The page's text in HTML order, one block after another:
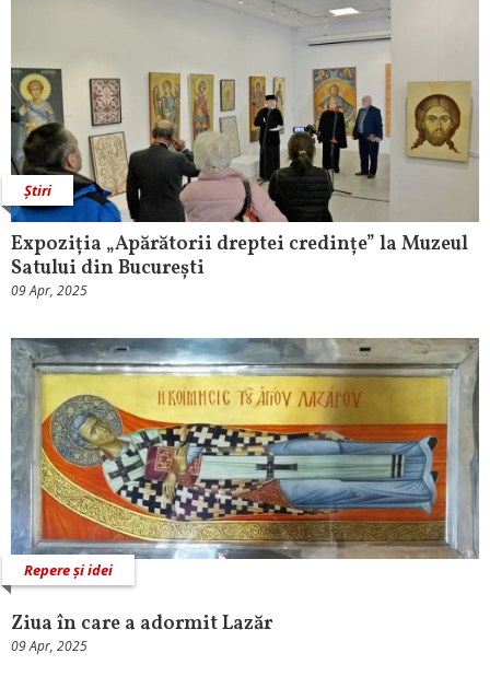
Știri
Expoziția „Apărătorii dreptei credințe” la Muzeul
Satului din București
09 Apr, 2025
Repere și idei
Ziua în care a adormit Lazăr
09 Apr, 2025